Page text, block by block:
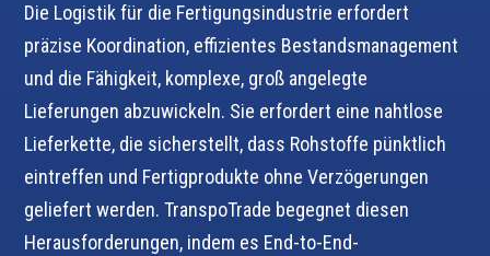
Die Logistik für die Fertigungsindustrie erfordert
präzise Koordination, effizientes Bestandsmanagement
und die Fähigkeit, komplexe, groß angelegte
Lieferungen abzuwickeln. Sie erfordert eine nahtlose
Lieferkette, die sicherstellt, dass Rohstoffe pünktlich
eintreffen und Fertigprodukte ohne Verzögerungen
geliefert werden. TranspoTrade begegnet diesen
Herausforderungen, indem es End-to-End-